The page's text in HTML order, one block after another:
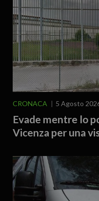
CRONACA 5 Agosto
Evade mentre lo
Vicenza per una